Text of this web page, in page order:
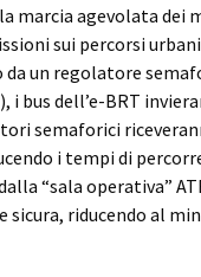
agevolata dei
sui percorsi
un regolatore
i bus dell’e-BRT
semaforici
i tempi di
“sala operativa”
sicura, riducendo al